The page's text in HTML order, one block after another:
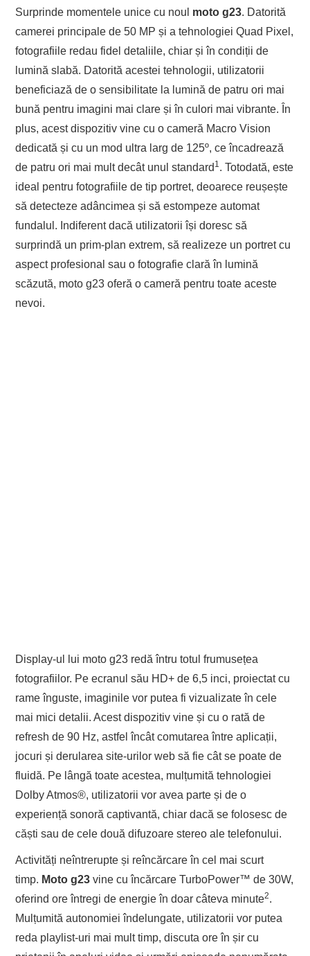
Surprinde momentele unice cu noul moto g23. Datorită
camerei principale de 50 MP și a tehnologiei Quad Pixel,
fotografiile redau fidel detaliile, chiar și în condiții de
lumină slabă. Datorită acestei tehnologii, utilizatorii
beneficiază de o sensibilitate la lumină de patru ori mai
bună pentru imagini mai clare și în culori mai vibrante. În
plus, acest dispozitiv vine cu o cameră Macro Vision
dedicată și cu un mod ultra larg de 125º, ce încadrează
de patru ori mai mult decât unul standard 1 . Totodată, este
ideal pentru fotografiile de tip portret, deoarece reușește
să detecteze adâncimea și să estompeze automat
fundalul. Indiferent dacă utilizatorii își doresc să
surprindă un prim-plan extrem, să realizeze un portret cu
aspect profesional sau o fotografie clară în lumină
scăzută, moto g23 oferă o cameră pentru toate aceste
nevoi.
Display-ul lui moto g23 redă întru totul frumusețea
fotografiilor. Pe ecranul său HD+ de 6,5 inci, proiectat cu
rame înguste, imaginile vor putea fi vizualizate în cele
mai mici detalii. Acest dispozitiv vine și cu o rată de
refresh de 90 Hz, astfel încât comutarea între aplicații,
jocuri și derularea site-urilor web să fie cât se poate de
fluidă. Pe lângă toate acestea, mulțumită tehnologiei
Dolby Atmos®, utilizatorii vor avea parte și de o
experiență sonoră captivantă, chiar dacă se folosesc de
căști sau de cele două difuzoare stereo ale telefonului.
Activități neîntrerupte și reîncărcare în cel mai scurt
timp. Moto g23 vine cu încărcare TurboPower™ de 30W,
oferind ore întregi de energie în doar câteva minute2.
Mulțumită autonomiei îndelungate, utilizatorii vor putea
reda playlist-uri mai mult timp, discuta ore în șir cu